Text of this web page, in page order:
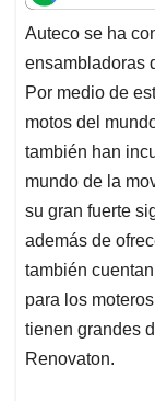
t
s
A
p
p
e
b
o
o
k
Auteco se ha
ensambladoras
Por medio de
motos del
también han
mundo de la
su gran fuerte
además de
también
para los
tienen grandes
Renovaton.